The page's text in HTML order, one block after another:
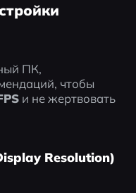
ПК,
чтобы
и не жертвовать
Resolution)